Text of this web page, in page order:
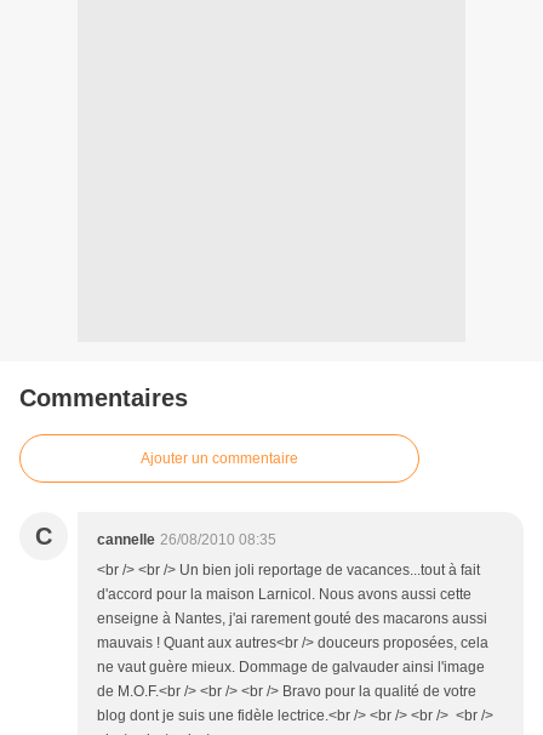
Commentaires
Ajouter un commentaire
C cannelle 26/08/2010 08:35
<br /> <br /> Un bien joli reportage de vacances...tout à fait
d'accord pour la maison Larnicol. Nous avons aussi cette
enseigne à Nantes, j'ai rarement gouté des macarons aussi
mauvais ! Quant aux autres<br /> douceurs proposées, cela
ne vaut guère mieux. Dommage de galvauder ainsi l'image
de M.O.F.<br /> <br /> <br /> Bravo pour la qualité de votre
blog dont je suis une fidèle lectrice.<br /> <br /> <br /> <br />